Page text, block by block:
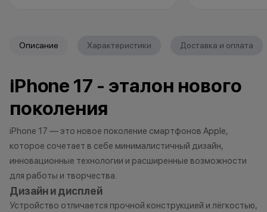
характер.
договора купли-продажи по
нарушение правил акции, иные
усмотрение имеет право
изменить условия акции в
одностороннем порядке.
характер.
причинам
нарушение
обоснованные
изменить
Описание Характеристики Доставка и оплата
iPhone 17 - эталон нового
поколения
iPhone 17 — это новое поколение смартфонов Apple,
которое сочетает в себе минималистичный дизайн,
инновационные технологии и расширенные возможности
для работы и творчества.
Дизайн и дисплей
Устройство отличается прочной конструкцией и лёгкостью,